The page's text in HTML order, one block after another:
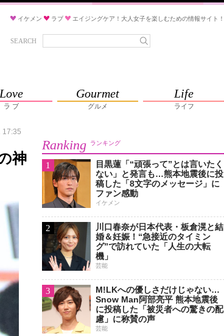
イケメン ラブ エイジングケア！大人女子を楽しむための情報サイト！
SEARCH
Love
ラ ブ
Gourmet
グルメ
Life
ライフ
17:35
神
Ranking ランキング
1
目黒蓮「“頑張って”とは言いたく
ない」と発言も…熊本地震後に投
稿した「8文字のメッセージ」に
ファン感動
イケメン
2
川口春奈が日本代表・板倉滉と結
婚＆妊娠！“急接近のタイミン
グ”で訪れていた「人生の大転
機」
芸能
3
M!LKへの優しさだけじゃない…
Snow Man阿部亮平 熊本地震後
に投稿した「被災者への驚きの配
慮」に称賛の声
芸能